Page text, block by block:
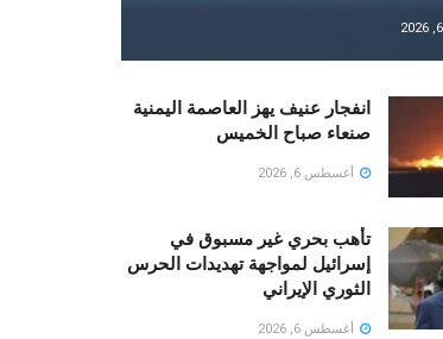
انفجار عنيف يهز العاصمة اليمنية
صنعاء صباح الخميس
أغسطس 6, 2026
تأهب بحري غير مسبوق في
إسرائيل لمواجهة تهديدات الحرس
الثوري الإيراني
أغسطس 6, 2026